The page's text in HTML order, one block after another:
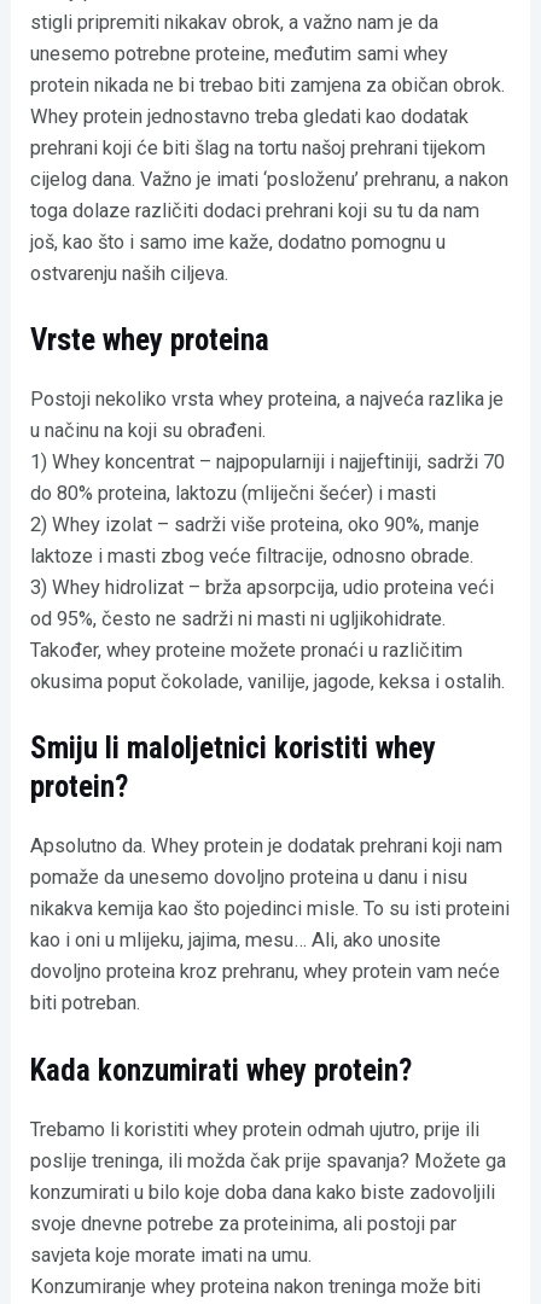
stigli pripremiti nikakav obrok, a važno nam je da
unesemo potrebne proteine, međutim sami whey
protein nikada ne bi trebao biti zamjena za običan obrok.
Whey protein jednostavno treba gledati kao dodatak
prehrani koji će biti šlag na tortu našoj prehrani tijekom
cijelog dana. Važno je imati ‘posloženu’ prehranu, a nakon
toga dolaze različiti dodaci prehrani koji su tu da nam
još, kao što i samo ime kaže, dodatno pomognu u
ostvarenju naših ciljeva.
Vrste whey proteina
Postoji nekoliko vrsta whey proteina, a najveća razlika je
u načinu na koji su obrađeni.
1) Whey koncentrat – najpopularniji i najjeftiniji, sadrži 70
do 80% proteina, laktozu (mliječni šećer) i masti
2) Whey izolat – sadrži više proteina, oko 90%, manje
laktoze i masti zbog veće filtracije, odnosno obrade.
3) Whey hidrolizat – brža apsorpcija, udio proteina veći
od 95%, često ne sadrži ni masti ni ugljikohidrate.
Također, whey proteine možete pronaći u različitim
okusima poput čokolade, vanilije, jagode, keksa i ostalih.
Smiju li maloljetnici koristiti whey
protein?
Apsolutno da. Whey protein je dodatak prehrani koji nam
pomaže da unesemo dovoljno proteina u danu i nisu
nikakva kemija kao što pojedinci misle. To su isti proteini
kao i oni u mlijeku, jajima, mesu… Ali, ako unosite
dovoljno proteina kroz prehranu, whey protein vam neće
biti potreban.
Kada konzumirati whey protein?
Trebamo li koristiti whey protein odmah ujutro, prije ili
poslije treninga, ili možda čak prije spavanja? Možete ga
konzumirati u bilo koje doba dana kako biste zadovoljili
svoje dnevne potrebe za proteinima, ali postoji par
savjeta koje morate imati na umu.
Konzumiranje whey proteina nakon treninga može biti